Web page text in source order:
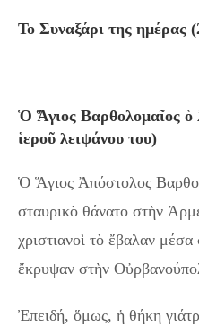
Το Συναξάρι της ημέρας
Ὁ Ἅγιος Βαρθολομαῖος ὁ
ἱεροῦ λειψάνου του)
Ὁ Ἅγιος Ἀπόστολος
σταυρικὸ θάνατο στὴν
χριστιανοὶ τὸ ἔβαλαν
ἔκρυψαν στὴν
Ἐπειδή, ὅμως, ἡ θήκη